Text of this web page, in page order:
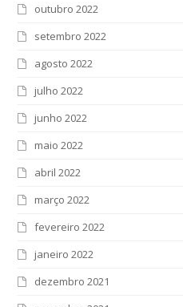
outubro 2022
setembro 2022
agosto 2022
julho 2022
junho 2022
maio 2022
abril 2022
março 2022
fevereiro 2022
janeiro 2022
dezembro 2021